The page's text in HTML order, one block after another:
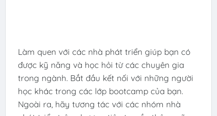
Làm quen với các nhà phát triển giúp bạn có
được kỹ năng và học hỏi từ các chuyên gia
trong ngành. Bắt đầu kết nối với những người
học khác trong các lớp bootcamp của bạn.
Ngoài ra, hãy tương tác với các nhóm nhà